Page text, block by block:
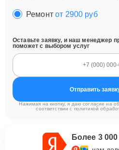
Ремонтот 2900 руб
Оставьте заявку, и наш менеджер
поможет с выбором услуг
Отправить
Нажимая на кнопку, я даю согласие на
соответствии с политикой
Более 3